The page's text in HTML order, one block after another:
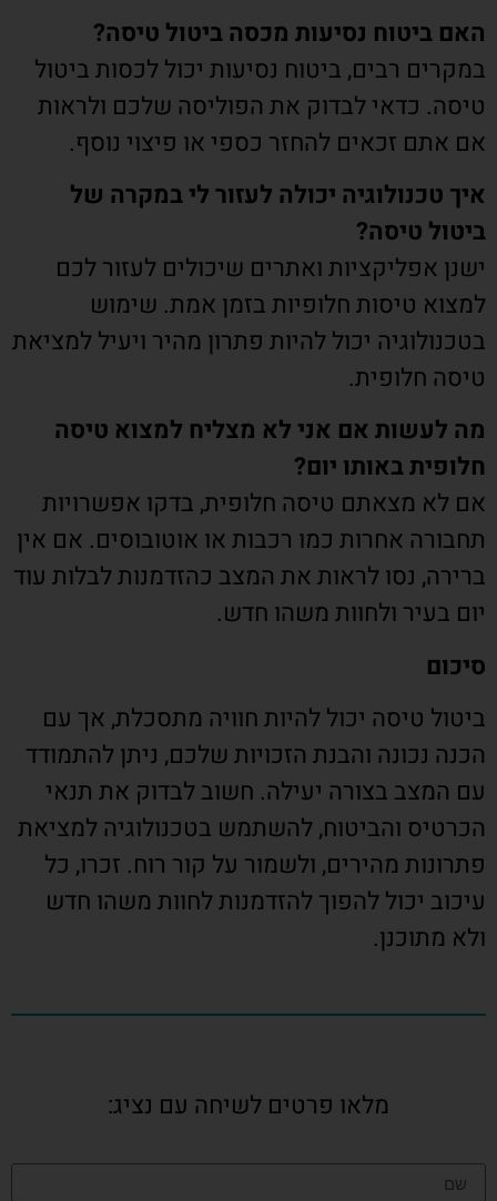
האם ביטוח נסיעות מכסה ביטול טיסה?
במקרים רבים, ביטוח נסיעות יכול לכסות ביטול
טיסה. כדאי לבדוק את הפוליסה שלכם ולראות
אם אתם זכאים להחזר כספי או פיצוי נוסף.
איך טכנולוגיה יכולה לעזור לי במקרה של
ביטול טיסה?
ישנן אפליקציות ואתרים שיכולים לעזור לכם
למצוא טיסות חלופיות בזמן אמת. שימוש
בטכנולוגיה יכול להיות פתרון מהיר ויעיל למציאת
טיסה חלופית.
מה לעשות אם אני לא מצליח למצוא טיסה
חלופית באותו יום?
אם לא מצאתם טיסה חלופית, בדקו אפשרויות
תחבורה אחרות כמו רכבות או אוטובוסים. אם אין
ברירה, נסו לראות את המצב כהזדמנות לבלות עוד
יום בעיר ולחוות משהו חדש.
סיכום
ביטול טיסה יכול להיות חוויה מתסכלת, אך עם
הכנה נכונה והבנת הזכויות שלכם, ניתן להתמודד
עם המצב בצורה יעילה. חשוב לבדוק את תנאי
הכרטיס והביטוח, להשתמש בטכנולוגיה למציאת
פתרונות מהירים, ולשמור על קור רוח. זכרו, כל
עיכוב יכול להפוך להזדמנות לחוות משהו חדש
ולא מתוכנן.
מלאו פרטים לשיחה עם נציג: